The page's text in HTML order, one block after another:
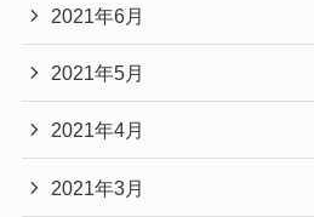
2021年6月
2021年5月
2021年4月
2021年3月